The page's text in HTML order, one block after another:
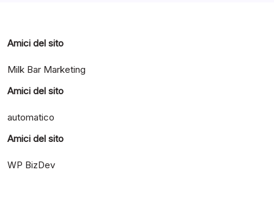
Amici del sito
Milk Bar Marketing
Amici del sito
automatico
Amici del sito
WP BizDev